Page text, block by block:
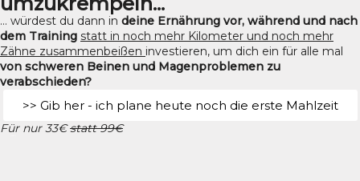
… würdest du dann in deine Ernährung vor, während und nach
dem Training statt in noch mehr Kilometer und noch mehr
Zähne zusammenbeißen investieren, um dich ein für alle mal
von schweren Beinen und Magenproblemen zu
verabschieden?
>> Gib her - ich plane heute noch die erste Mahlzeit
Für nur 33€ statt 99€